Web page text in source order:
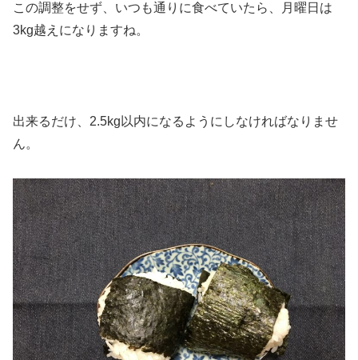
この調整をせず、いつも通りに食べていたら、月曜日は
3kg越えになりますね。
出来るだけ、2.5kg以内になるようにしなければなりませ
ん。